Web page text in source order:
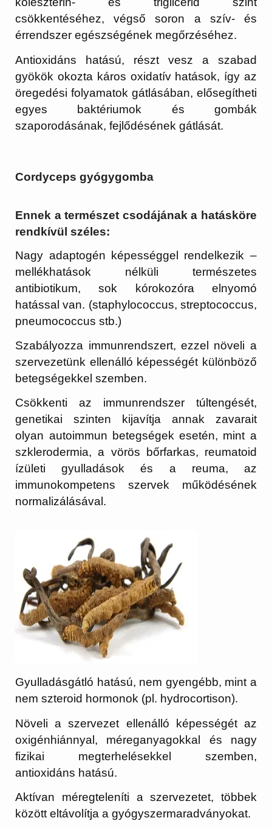
csökkentéséhez, végső soron a szív- és
érrendszer egészségének megőrzéséhez.
Antioxidáns hatású, részt vesz a szabad
gyökök okozta káros oxidatív hatások, így az
öregedési folyamatok gátlásában, elősegítheti
egyes baktériumok és gombák
szaporodásának, fejlődésének gátlását.
Cordyceps gyógygomba
Ennek a természet csodájának a hatásköre
rendkívül széles:
Nagy adaptogén képességgel rendelkezik –
mellékhatások nélküli természetes
antibiotikum, sok kórokozóra elnyomó
hatással van. (staphylococcus, streptococcus,
pneumococcus stb.)
Szabályozza immunrendszert, ezzel növeli a
szervezetünk ellenálló képességét különböző
betegségekkel szemben.
Csökkenti az immunrendszer túltengését,
genetikai szinten kijavítja annak zavarait
olyan autoimmun betegségek esetén, mint a
szklerodermia, a vörös bőrfarkas, reumatoid
ízületi gyulladások és a reuma, az
immunokompetens szervek működésének
normalizálásával.
Gyulladásgátló hatású, nem gyengébb, mint a
nem szteroid hormonok (pl. hydrocortison).
Növeli a szervezet ellenálló képességét az
oxigénhiánnyal, méreganyagokkal és nagy
fizikai megterhelésekkel szemben,
antioxidáns hatású.
Aktívan méregteleníti a szervezetet, többek
között eltávolítja a gyógyszermaradványokat.